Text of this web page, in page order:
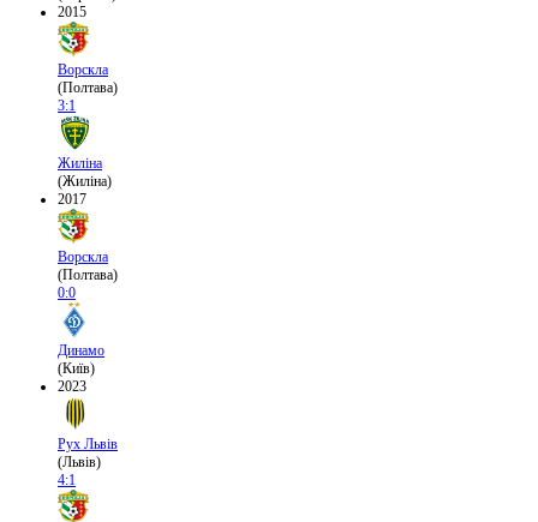
2015
Ворскла
(Полтава)
3:1
Жиліна
(Жиліна)
2017
Ворскла
(Полтава)
0:0
Динамо
(Київ)
2023
Рух Львів
(Львів)
4:1